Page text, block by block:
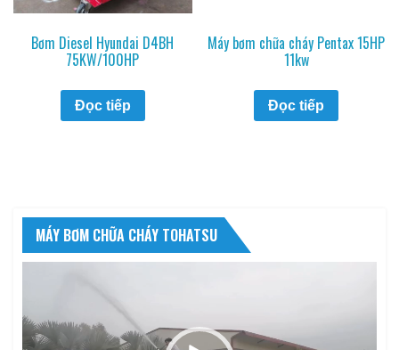
Bơm Diesel Hyundai D4BH
75KW/100HP
Đọc tiếp
Máy bơm chữa cháy Pentax 15HP
11kw
Đọc tiếp
MÁY BƠM CHỮA CHÁY TOHATSU
Video